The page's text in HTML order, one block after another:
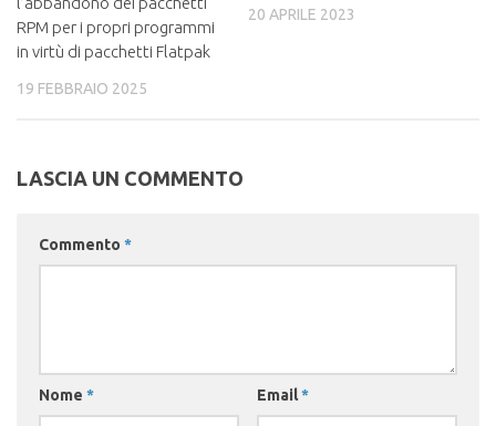
RPM per i propri programmi
in virtù di pacchetti Flatpak
19 FEBBRAIO 2025
20 APRILE 2023
LASCIA UN COMMENTO
Commento *
Nome * Email*